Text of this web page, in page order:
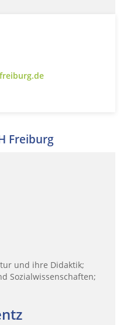
Freiburg
und ihre Didaktik;
Sozialwissenschaften;